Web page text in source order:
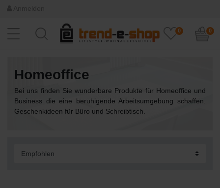
0 0
Homeoffice
Bei uns finden Sie wunderbare Produkte für Homeoffice und
Business die eine beruhigende Arbeitsumgebung schaffen.
Geschenkideen für Büro und Schreibtisch.